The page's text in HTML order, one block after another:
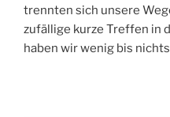
trennten sich unsere
zufällige kurze Treffen in
haben wir wenig bis